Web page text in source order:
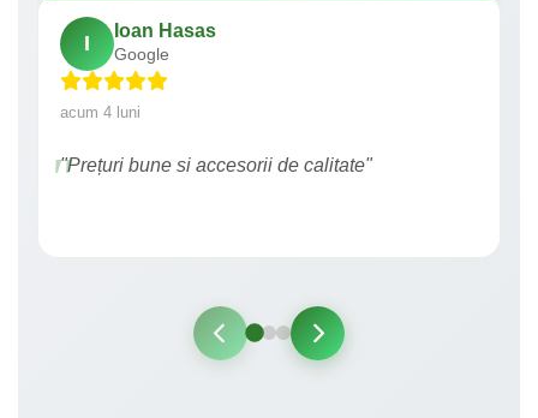
I
Ioan Hasas
Google
acum 4 luni
"Prețuri bune si accesorii de calitate"